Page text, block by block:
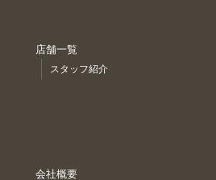
店舗一覧
スタッフ紹介
会社概要